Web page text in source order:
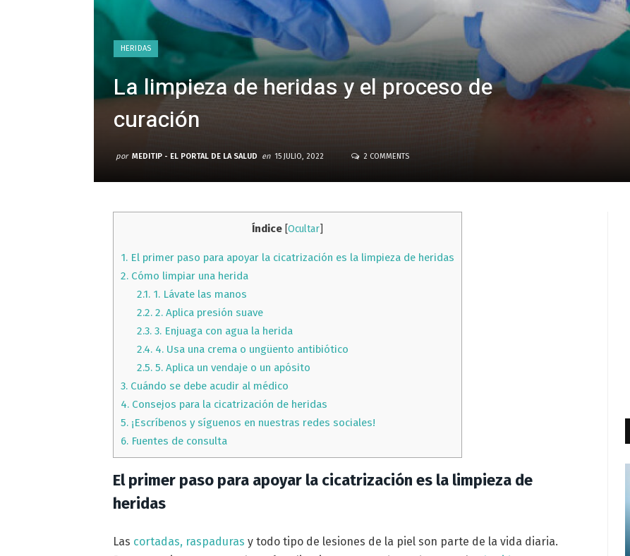
HERIDAS
La limpieza de heridas y el proceso de
curación
por MEDITIP - EL PORTAL DE LA SALUD en 15 JULIO, 2022 2 COMMENTS
Índice [Ocultar]
1. El primer paso para apoyar la cicatrización es la limpieza de heridas
2. Cómo limpiar una herida
2.1. 1. Lávate las manos
2.2. 2. Aplica presión suave
2.3. 3. Enjuaga con agua la herida
2.4. 4. Usa una crema o ungüento antibiótico
2.5. 5. Aplica un vendaje o un apósito
3. Cuándo se debe acudir al médico
4. Consejos para la cicatrización de heridas
5. ¡Escríbenos y síguenos en nuestras redes sociales!
6. Fuentes de consulta
El primer paso para apoyar la cicatrización es la limpieza de
heridas
Las cortadas, raspaduras y todo tipo de lesiones de la piel son parte de la vida diaria.